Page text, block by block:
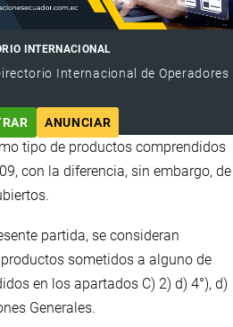
INTERNACIONAL
Internacional de Operadores
ANUNCIAR
tipo de productos comprendidos
con la diferencia, sin embargo, de
partida, se consideran
sometidos a alguno de
en los apartados C) 2) d) 4°), d)
Generales.